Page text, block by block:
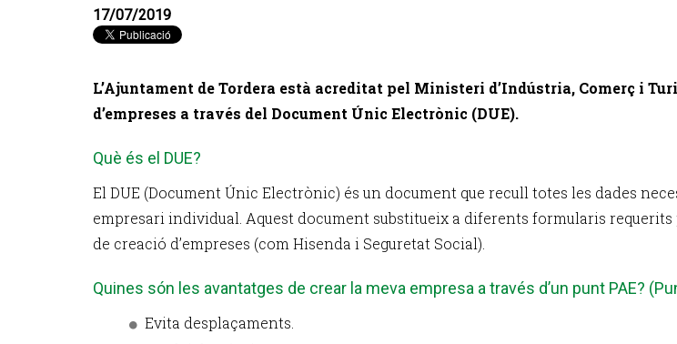
17/07/2019
L’Ajuntament de Tordera està acreditat pel Ministeri d’Indústria, Comerç i
d’empreses a través del Document Únic Electrònic (DUE).
Què és el DUE?
El DUE (Document Únic Electrònic) és un document que recull totes les dades
empresari individual. Aquest document substitueix a diferents formularis
de creació d’empreses (com Hisenda i Seguretat Social).
Quines són les avantatges de crear la meva empresa a través d’un punt PAE?
Evita desplaçaments.